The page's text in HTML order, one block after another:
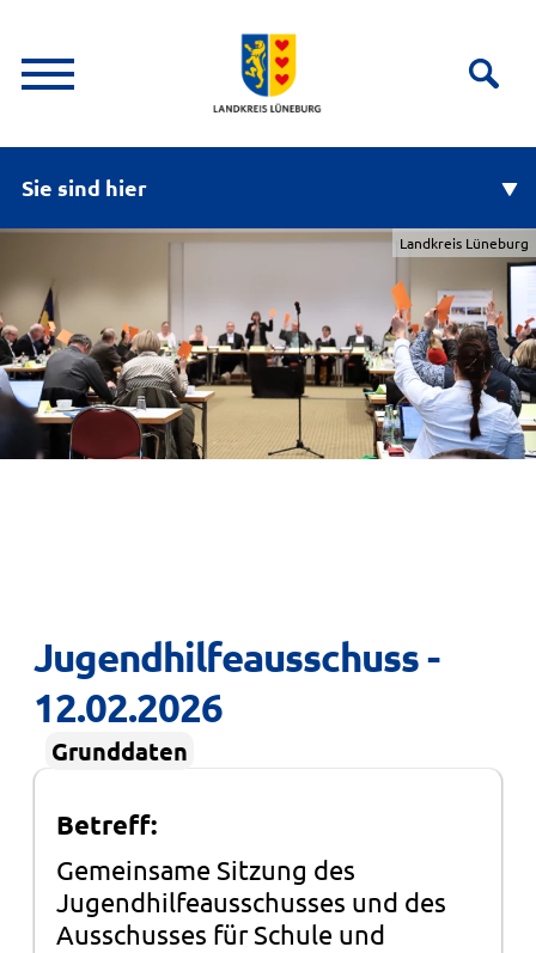
Sie sind hier
Landkreis Lüneburg
Jugendhilfeausschuss -
12.02.2026
Grunddaten
Betreff:
Gemeinsame Sitzung des
Jugendhilfeausschusses und des
Ausschusses für Schule und